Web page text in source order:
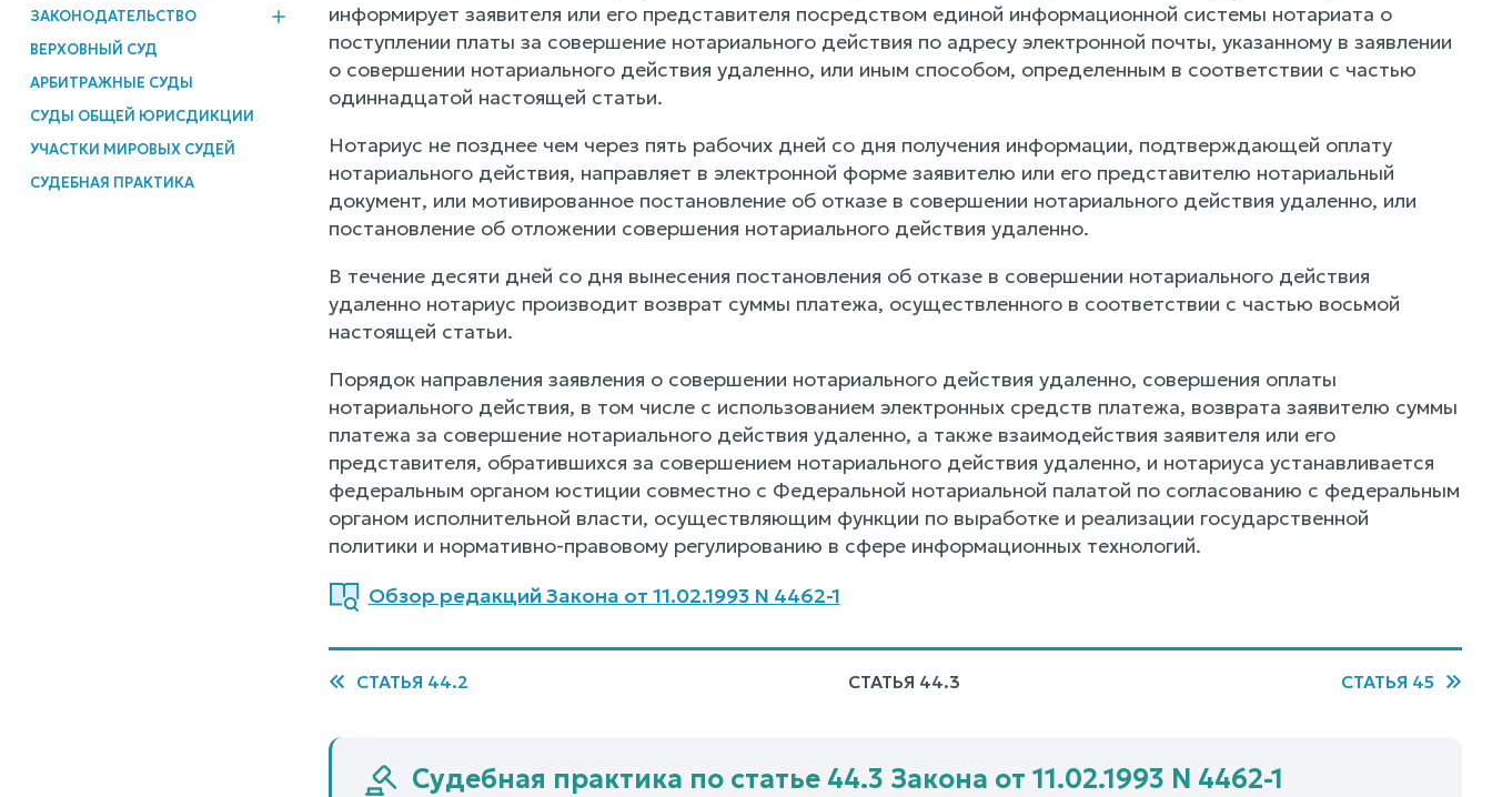
ЗАКОНОДАТЕЛЬСТВО
ВЕРХОВНЫЙ СУД
АРБИТРАЖНЫЕ СУДЫ
СУДЫ ОБЩЕЙ ЮРИСДИКЦИИ
УЧАСТКИ МИРОВЫХ СУДЕЙ
СУДЕБНАЯ ПРАКТИКА
информирует заявителя или его представителя посредством единой информационной системы нотариата о
поступлении платы за совершение нотариального действия по адресу электронной почты, указанному в заявлении
о совершении нотариального действия удаленно, или иным способом, определенным в соответствии с частью
одиннадцатой настоящей статьи.
Нотариус не позднее чем через пять рабочих дней со дня получения информации, подтверждающей оплату
нотариального действия, направляет в электронной форме заявителю или его представителю нотариальный
документ, или мотивированное постановление об отказе в совершении нотариального действия удаленно, или
постановление об отложении совершения нотариального действия удаленно.
В течение десяти дней со дня вынесения постановления об отказе в совершении нотариального действия
удаленно нотариус производит возврат суммы платежа, осуществленного в соответствии с частью восьмой
настоящей статьи.
Порядок направления заявления о совершении нотариального действия удаленно, совершения оплаты
нотариального действия, в том числе с использованием электронных средств платежа, возврата заявителю суммы
платежа за совершение нотариального действия удаленно, а также взаимодействия заявителя или его
представителя, обратившихся за совершением нотариального действия удаленно, и нотариуса устанавливается
федеральным органом юстиции совместно с Федеральной нотариальной палатой по согласованию с федеральным
органом исполнительной власти, осуществляющим функции по выработке и реализации государственной
политики и нормативно-правовому регулированию в сфере информационных технологий.
Обзор редакций Закона от 11.02.1993 N 4462-1
СТАТЬЯ 44.2 СТАТЬЯ 44.3 СТАТЬЯ 45
Судебная практика по статье 44.3 Закона от 11.02.1993 N 4462-1